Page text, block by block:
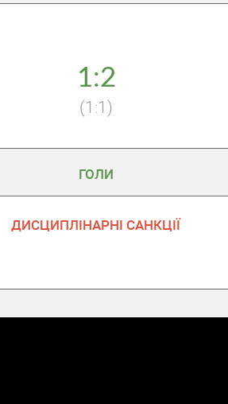
1:2
(1:1)
ГОЛИ
ДИСЦИПЛІНАРНІ САНКЦІЇ